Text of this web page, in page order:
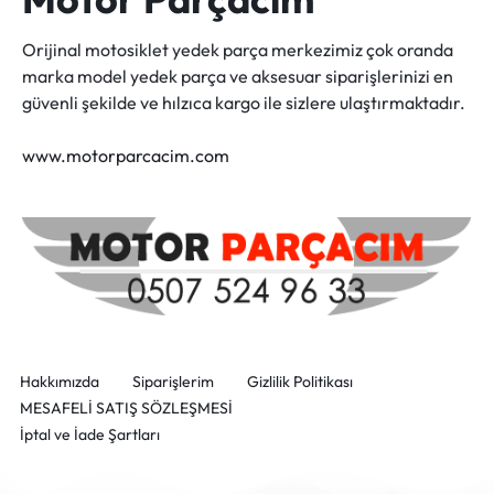
Orijinal motosiklet yedek parça merkezimiz çok oranda
marka model yedek parça ve aksesuar siparişlerinizi en
güvenli şekilde ve hılzıca kargo ile sizlere ulaştırmaktadır.
www.motorparcacim.com
Hakkımızda Siparişlerim
Gizlilik Politikası
MESAFELİ SATIŞ SÖZLEŞMESİ
İptal ve İade Şartları